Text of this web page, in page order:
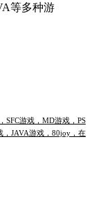
等多种游
SFC游戏，MD游戏，PS
，JAVA游戏，80joy，在